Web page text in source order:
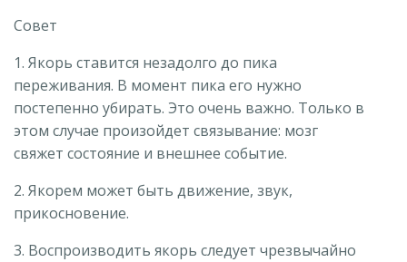
Совет
1. Якорь ставится незадолго до пика
переживания. В момент пика его нужно
постепенно убирать. Это очень важно. Только в
этом случае произойдет связывание: мозг
свяжет состояние и внешнее событие.
2. Якорем может быть движение, звук,
прикосновение.
3. Воспроизводить якорь следует чрезвычайно